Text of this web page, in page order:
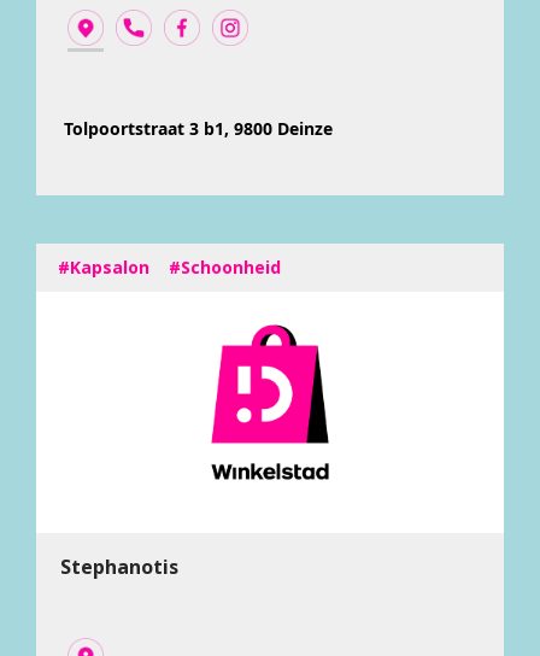
Tolpoortstraat 3 b1, 9800 Deinze
#Kapsalon #Schoonheid
Stephanotis